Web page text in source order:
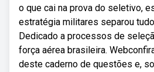
o que cai na prova do seletivo,
estratégia militares separou
Dedicado a processos de
força aérea brasileira.
deste caderno de questões e,